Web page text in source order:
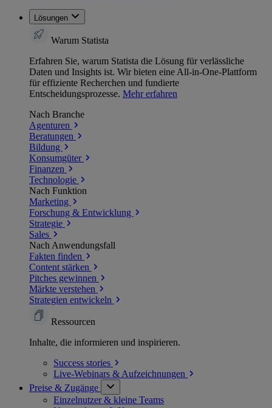
Lösungen
Warum Statista
Erfahren Sie, warum Statista die Lösung für verlässliche
Daten und Insights ist. Wir bieten eine All-in-One-Plattform
für effiziente Recherchen und fundierte
Entscheidungsprozesse. Mehr erfahren
Nach Branche
Agenturen
Beratungen
Bildung
Konsumgüter
Finanzen
Technologie
Nach Funktion
Marketing
Forschung & Entwicklung
Strategie
Sales
Nach Anwendungsfall
Fakten finden
Content stärken
Pitches gewinnen
Märkte verstehen
Strategien entwickeln
Ressourcen
Inhalte, die informieren und inspirieren.
Success stories
Live-Webinars & Aufzeichnungen
Preise & Zugänge
Einzelnutzer & kleine Teams